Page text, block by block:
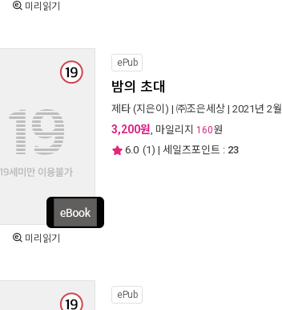
미리읽기
미리읽기
ePub
밤의 초대
제타 (지은이) | ㈜조은세상 | 2021년 2월
3,200원, 마일리지 160원
6.0 (1) | 세일즈포인트 : 23
ePub